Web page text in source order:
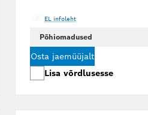
EL infoleht
Põhiomadused
Osta jaemüüjalt
Lisa võrdlusesse